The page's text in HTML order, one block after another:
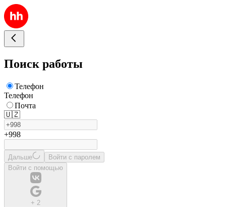
Поиск работы
Телефон
Телефон
Почта
🇺🇿
+998
Дальше
Войти с паролем
Войти с помощью
+ 2